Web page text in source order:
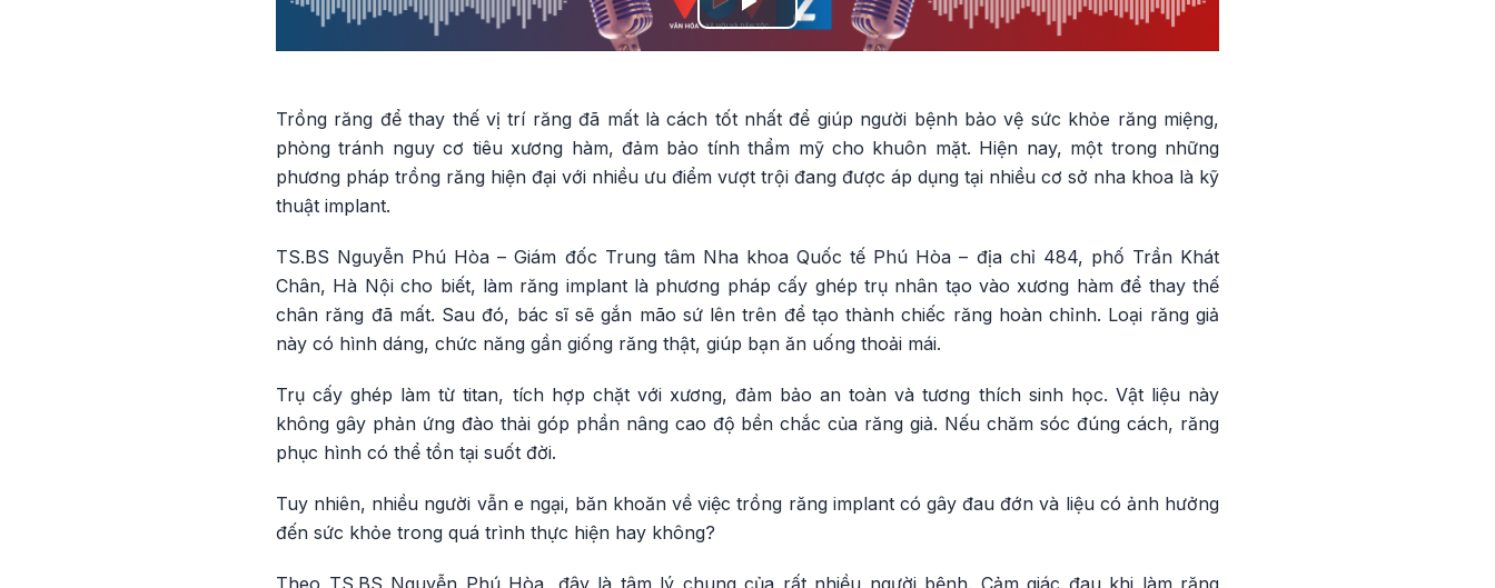
Play
Trồng răng để thay thế vị trí răng đã mất là cách tốt nhất để giúp người bệnh bảo vệ sức khỏe răng miệng,
phòng tránh nguy cơ tiêu xương hàm, đảm bảo tính thẩm mỹ cho khuôn mặt. Hiện nay, một trong những
phương pháp trồng răng hiện đại với nhiều ưu điểm vượt trội đang được áp dụng tại nhiều cơ sở nha khoa là kỹ
thuật implant.
TS.BS Nguyễn Phú Hòa – Giám đốc Trung tâm Nha khoa Quốc tế Phú Hòa – địa chỉ 484, phố Trần Khát
Chân, Hà Nội cho biết, làm răng implant là phương pháp cấy ghép trụ nhân tạo vào xương hàm để thay thế
chân răng đã mất. Sau đó, bác sĩ sẽ gắn mão sứ lên trên để tạo thành chiếc răng hoàn chỉnh. Loại răng giả
này có hình dáng, chức năng gần giống răng thật, giúp bạn ăn uống thoải mái.
Trụ cấy ghép làm từ titan, tích hợp chặt với xương, đảm bảo an toàn và tương thích sinh học. Vật liệu này
không gây phản ứng đào thải góp phần nâng cao độ bền chắc của răng giả. Nếu chăm sóc đúng cách, răng
phục hình có thể tồn tại suốt đời.
Tuy nhiên, nhiều người vẫn e ngại, băn khoăn về việc trồng răng implant có gây đau đớn và liệu có ảnh hưởng
đến sức khỏe trong quá trình thực hiện hay không?
Theo TS.BS Nguyễn Phú Hòa, đây là tâm lý chung của rất nhiều người bệnh. Cảm giác đau khi làm răng